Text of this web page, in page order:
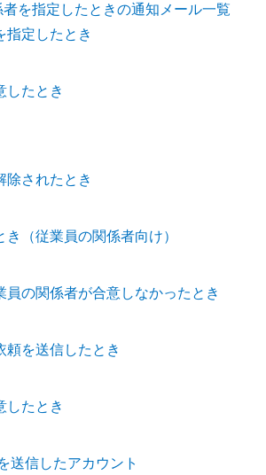
を指定したときの通知メール一覧
指定したとき
したとき
除されたとき
（従業員の関係者向け）
の関係者が合意しなかったとき
を送信したとき
したとき
送信したアカウント